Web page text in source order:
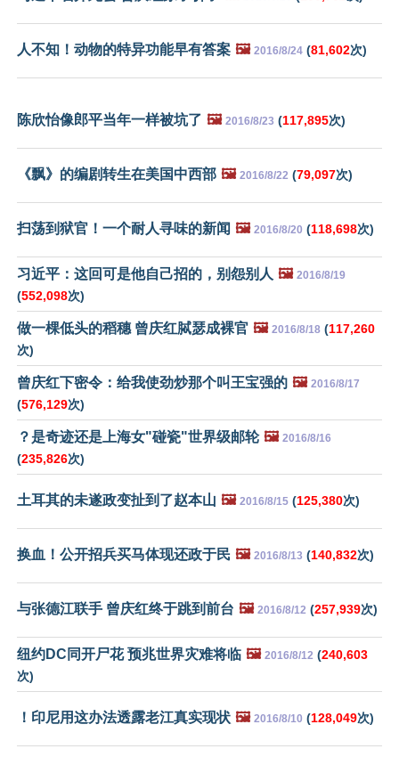
人不知！动物的特异功能早有答案 🖼️ 2016/8/24 (81,602次)
陈欣怡像郎平当年一样被坑了 🖼️ 2016/8/23 (117,895次)
《飘》的编剧转生在美国中西部 🖼️ 2016/8/22 (79,097次)
扫荡到狱官！一个耐人寻味的新闻 🖼️ 2016/8/20 (118,698次)
习近平：这回可是他自己招的，别怨别人 🖼️ 2016/8/19
(552,098次)
做一棵低头的稻穗 曾庆红脦瑟成裸官 🖼️ 2016/8/18 (117,260
次)
曾庆红下密令：给我使劲炒那个叫王宝强的 🖼️ 2016/8/17
(576,129次)
？是奇迹还是上海女"碰瓷"世界级邮轮 🖼️ 2016/8/16
(235,826次)
土耳其的未遂政变扯到了赵本山 🖼️ 2016/8/15 (125,380次)
换血！公开招兵买马体现还政于民 🖼️ 2016/8/13 (140,832次)
与张德江联手 曾庆红终于跳到前台 🖼️ 2016/8/12 (257,939次)
纽约DC同开尸花 预兆世界灾难将临 🖼️ 2016/8/12 (240,603
次)
！印尼用这办法透露老江真实现状 🖼️ 2016/8/10 (128,049次)